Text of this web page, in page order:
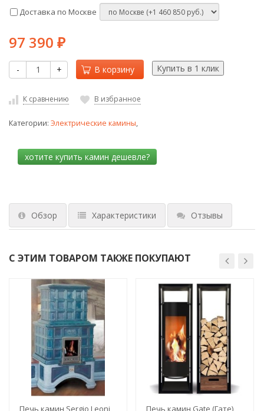
Доставка по Москве
97 390 ₽
- + В корзину
К сравнению В избранное
Категории: Электрические камины,
Обзор Характеристики Отзывы
С ЭТИМ ТОВАРОМ ТАКЖЕ ПОКУПАЮТ
Печь камин Sergio Leoni Печь камин Gate (Гате)